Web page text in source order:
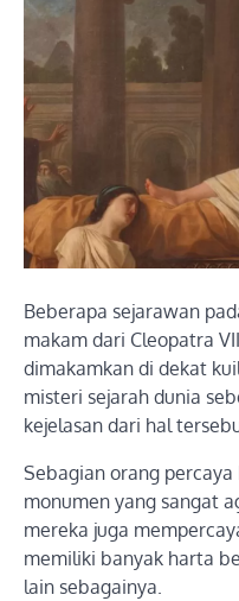
Beberapa sejarawan
makam dari Cleopatra
dimakamkan di dekat
misteri sejarah dunia
kejelasan dari hal
Sebagian orang
monumen yang sangat
mereka juga
memiliki banyak harta
lain sebagainya.